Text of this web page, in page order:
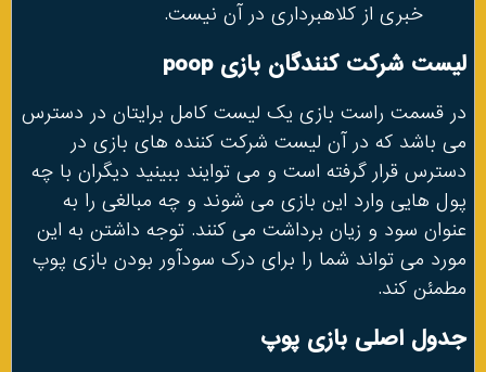
خبری از کلاهبرداری در آن نیست.
لیست شرکت کنندگان بازی poop
در قسمت راست بازی یک لیست کامل برایتان در دسترس
می باشد که در آن لیست شرکت کننده های بازی در
دسترس قرار گرفته است و می توایند ببینید دیگران با چه
پول هایی وارد این بازی می شوند و چه مبالغی را به
عنوان سود و زیان برداشت می کنند. توجه داشتن به این
مورد می تواند شما را برای درک سودآور بودن بازی پوپ
مطمئن کند.
جدول اصلی بازی پوپ